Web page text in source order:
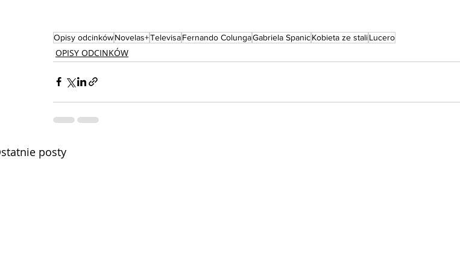
Opisy odcinkówNovelas+TelevisaFernando ColungaGabriela SpanicKobieta ze staliLucero
OPISY ODCINKÓW
posty